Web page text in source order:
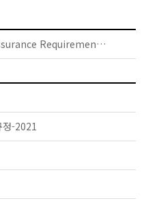
ASME NQA-1-2024 - Quality Assurance Requirements for Nuclear Facility Applications
정-2021